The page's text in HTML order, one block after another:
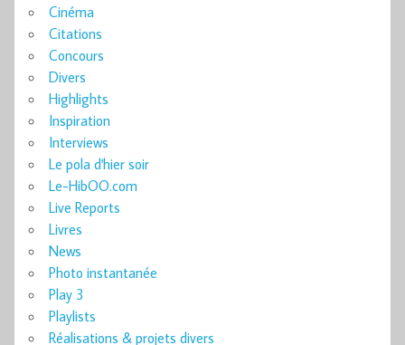
Cinéma
Citations
Concours
Divers
Highlights
Inspiration
Interviews
Le pola d'hier soir
Le-HibOO.com
Live Reports
Livres
News
Photo instantanée
Play 3
Playlists
Réalisations & projets divers